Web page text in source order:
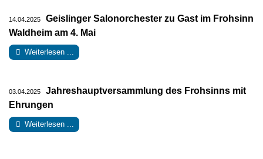
14.04.2025 Geislinger Salonorchester zu Gast im Frohsinn
Waldheim am 4. Mai
Weiterlesen ...
03.04.2025 Jahreshauptversammlung des Frohsinns mit
Ehrungen
Weiterlesen ...